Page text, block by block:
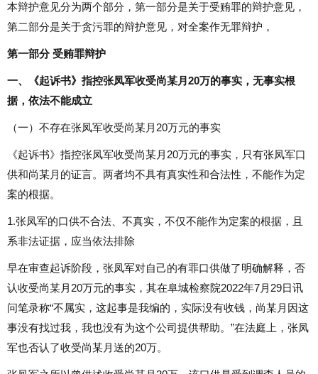
本辩护意见分为两个部分，第一部分是关于受贿罪的辩护意见，
第二部分是关于贪污罪的辩护意见，对全案作无罪辩护，
第一部分 受贿罪辩护
一、《起诉书》指控张凤军收受尚某月20万的事实，无事实根
据，依法不能成立
（一）不存在张凤军收受尚某月20万元的事实
《起诉书》指控张凤军收受尚某月20万元的事实，只有张凤军口
供和尚某月的证言。两者均不具有真实性和合法性，不能作为定
案的根据。
1.张凤军的口供不合法、不真实，不仅不能作为定案的根据，且
系非法证据，应当依法排除
早在审查起诉阶段，张凤军对自己的有罪口供做了明确解释，否
认收受尚某月20万元的事实，其在阜城检察院2022年7月29日讯
问笔录称“不属实，这起事是我编的，实际没有收钱，尚某月因这
事没有找过我，我也没有为这个公司提供帮助。”在法庭上，张凤
军也否认了收受尚某月送的20万。